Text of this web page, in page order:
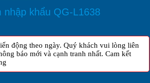
nhập khẩu QG-L1638
động theo ngày. Quý khách vui lòng liên
báo mới và cạnh tranh nhất. Cam kết